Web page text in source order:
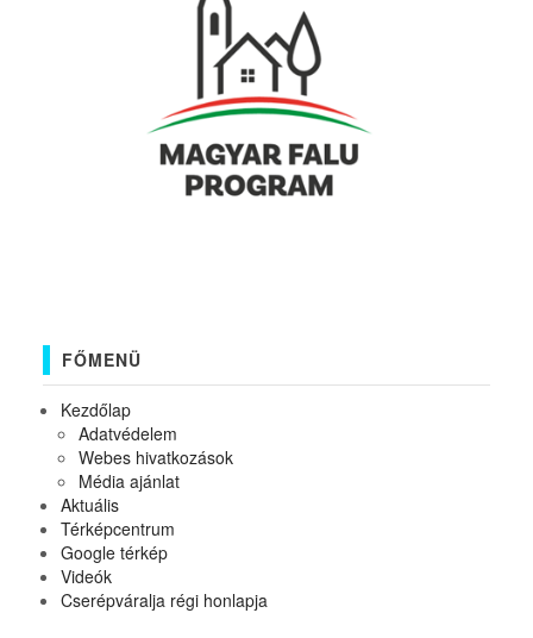
FŐMENÜ
Kezdőlap
Adatvédelem
Webes hivatkozások
Média ajánlat
Aktuális
Térképcentrum
Google térkép
Videók
Cserépváralja régi honlapja